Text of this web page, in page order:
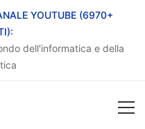
YOUTUBE (6970+
dell'informatica e della